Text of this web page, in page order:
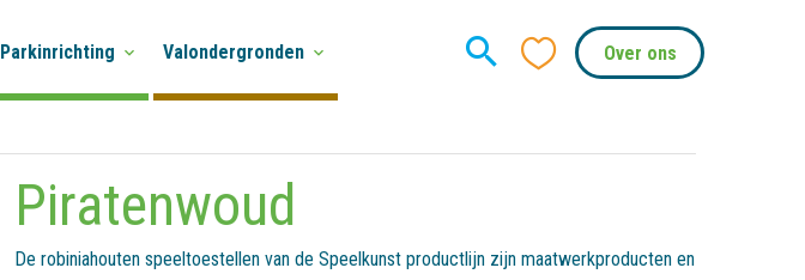
Parkinrichting Valondergronden Over ons
Piratenwoud
De robiniahouten speeltoestellen van de Speelkunst productlijn zijn maatwerkproducten en